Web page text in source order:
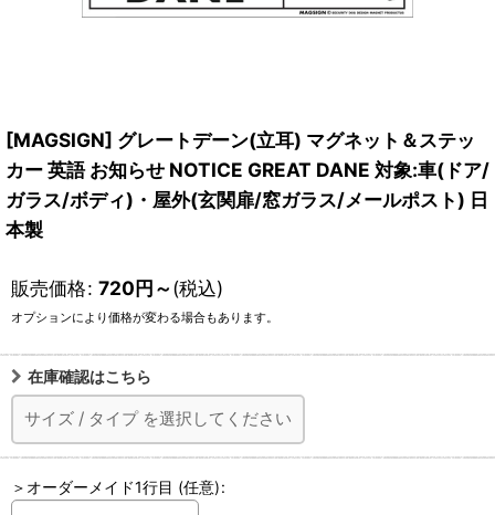
[MAGSIGN] グレートデーン(立耳) マグネット＆ステッ
カー 英語 お知らせ NOTICE GREAT DANE 対象:車(ドア/
ガラス/ボディ)・屋外(玄関扉/窓ガラス/メールポスト) 日
本製
販売価格: 720円～(税込)
オプションにより価格が変わる場合もあります。
在庫確認はこちら
サイズ / タイプ を選択してください
＞オーダーメイド1行目 (任意):